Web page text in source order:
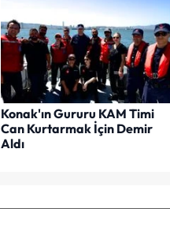
Konak'ın Gururu KAM Timi
Can Kurtarmak İçin Demir
Aldı